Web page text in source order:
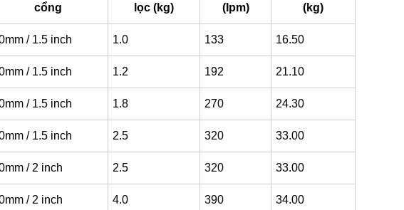
cổng
lọc (kg)
(Ipm)
(kg)
/ 1.5 inch 1.0 133 16.50
/ 1.5 inch 1.2 192 21.10
/ 1.5 inch 1.8 270 24.30
/ 1.5 inch 2.5 320 33.00
/ 2 inch 2.5 320 33.00
/ 2 inch 4.0 390 34.00